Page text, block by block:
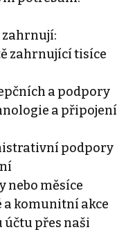
zahrnují:
zahrnující tisíce
a podpory
a připojení
podpory
nebo měsíce
komunitní akce
účtu přes naši